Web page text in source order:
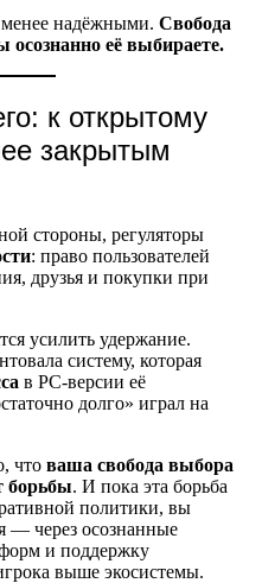
менее надёжными. Свобода
её выбираете.
к открытому
закрытым
стороны, регуляторы
: право пользователей
друзья и покупки при
усилить удержание.
систему, которая
в PC-версии её
долго» играл на
что ваша свобода выбора
борьбы. И пока эта борьба
политики, вы
— через осознанные
и поддержку
выше экосистемы.